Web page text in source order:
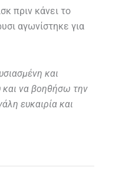
πριν κάνει το
αγωνίστηκε για
και
και να βοηθήσω την
ευκαιρία και